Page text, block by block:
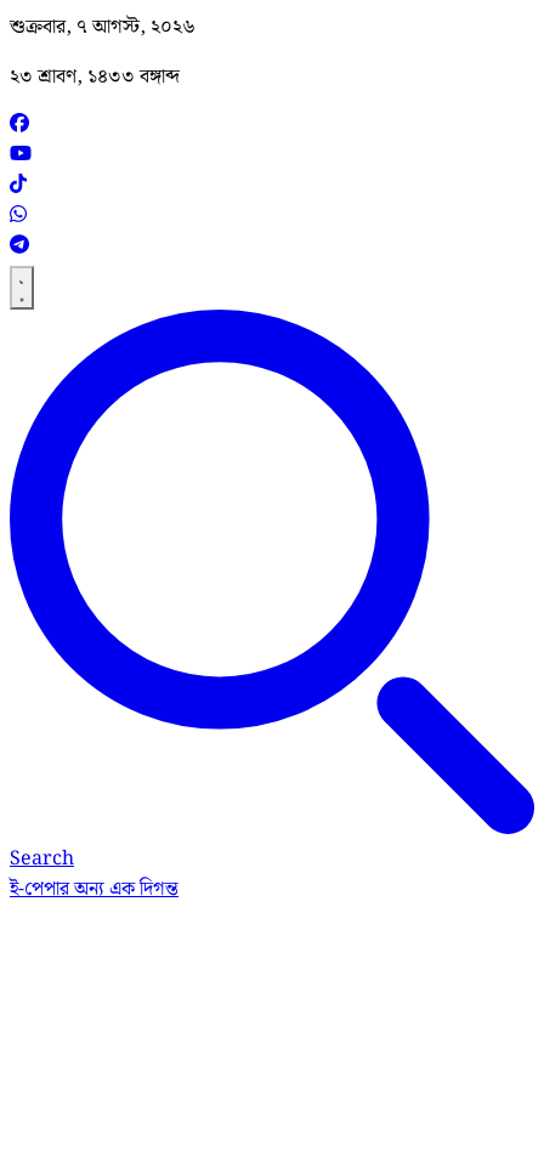
শুক্রবার, ৭ আগস্ট, ২০২৬
২৩ শ্রাবণ, ১৪৩৩ বঙ্গাব্দ
Search
ই-পেপারঅন্য এক দিগন্ত